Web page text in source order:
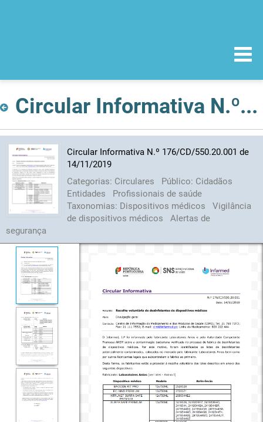
Circular Informativa N.º 176/CD/550.20.001 de 14/11/2019
Circular Informativa N.º 176/CD/550.20.001 de
14/11/2019
Categorias: Circulares Público: Cidadãos
Entidades
Profissionais de saúde
Taxonomias: Dispositivos médicos
Vigilância
de dispositivos médicos
Alertas de
segurança